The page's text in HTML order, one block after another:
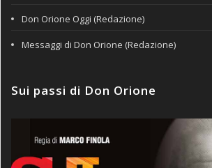
Don Orione Oggi (Redazione)
Messaggi di Don Orione (Redazione)
Sui passi di Don Orione